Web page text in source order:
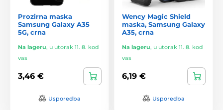
Prozirna maska
Samsung Galaxy A35
5G, crna
Na lageru, u utorak 11. 8. kod
vas
3,46 €
Usporedba
Wency Magic Shield
maska, Samsung Galaxy
A35, crna
Na lageru, u utorak 11. 8. kod
vas
6,19 €
Usporedba